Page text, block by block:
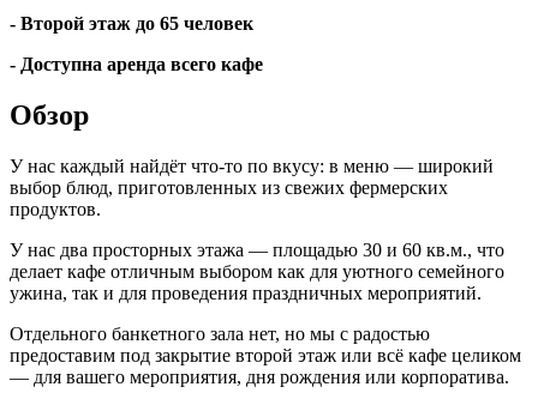
- Второй этаж до 65 человек
- Доступна аренда всего кафе
Обзор
У нас каждый найдёт что-то по вкусу: в меню — широкий
выбор блюд, приготовленных из свежих фермерских
продуктов.
У нас два просторных этажа — площадью 30 и 60 кв.м., что
делает кафе отличным выбором как для уютного семейного
ужина, так и для проведения праздничных мероприятий.
Отдельного банкетного зала нет, но мы с радостью
предоставим под закрытие второй этаж или всё кафе целиком
— для вашего мероприятия, дня рождения или корпоратива.